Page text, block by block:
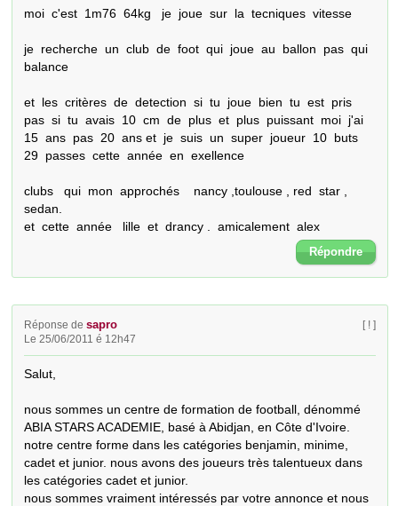
moi  c'est  1m76  64kg   je  joue  sur  la  tecniques  vitesse
je  recherche  un  club  de  foot  qui  joue  au  ballon  pas  qui
balance
et  les  critères  de  detection  si  tu  joue  bien  tu  est  pris
pas  si  tu  avais  10  cm  de  plus  et  plus  puissant  moi  j'ai
15  ans  pas  20  ans et  je  suis  un  super  joueur  10  buts
29  passes  cette  année  en  exellence
clubs   qui  mon  approchés    nancy ,toulouse , red  star ,
sedan.
et  cette  année   lille  et  drancy .  amicalement  alex
Répondre
Réponse desapro
Le 25/06/2011 é 12h47
[ ! ]
Salut,
nous sommes un centre de formation de football, dénommé
ABIA STARS ACADEMIE, basé à Abidjan, en Côte d'Ivoire.
notre centre forme dans les catégories benjamin, minime,
cadet et junior. nous avons des joueurs très talentueux dans
les catégories cadet et junior.
nous sommes vraiment intéressés par votre annonce et nous